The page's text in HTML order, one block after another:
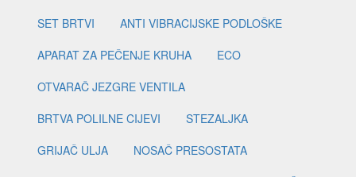
SET BRTVI
ANTI VIBRACIJSKE PODLOŠKE
APARAT ZA PEČENJE KRUHA
ECO
OTVARAČ JEZGRE VENTILA
BRTVA POLILNE CIJEVI
STEZALJKA
GRIJAČ ULJA
NOSAČ PRESOSTATA